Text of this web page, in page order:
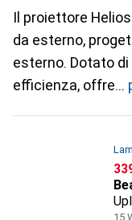
Il proiettore
da esterno,
esterno. Dotato di
efficienza, offre
15